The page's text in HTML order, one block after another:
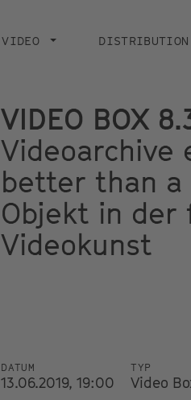
VIDEO DISTRIBUTION
VIDEO BOX
Videoarchive
better than a
Objekt in der
Videokunst
DATUM
13.06.2019, 19:00
TYP
Video